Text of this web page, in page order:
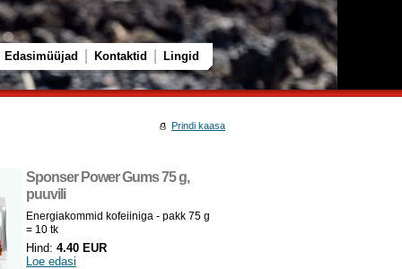
Edasimüüjad Kontaktid Lingid
Prindi kaasa
Sponser Power Gums 75 g,
puuvili
Energiakommid kofeiiniga - pakk 75 g
= 10 tk
Hind:4.40 EUR
Loe edasi